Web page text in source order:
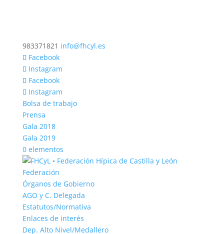
983371821 info@fhcyl.es
Facebook
Instagram
Facebook
Instagram
Bolsa de trabajo
Prensa
Gala 2018
Gala 2019
0 elementos
Federación
Órganos de Gobierno
AGO y C. Delegada
Estatutos/Normativa
Enlaces de interés
Dep. Alto Nivel/Medallero